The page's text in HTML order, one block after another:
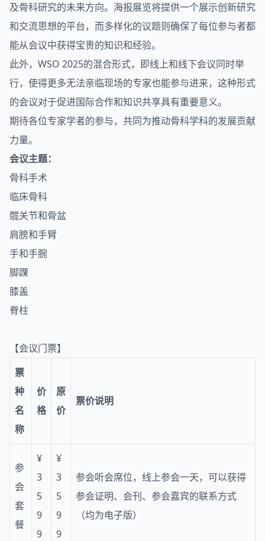
及骨科研究的未来方向。海报展览将提供一个展示创新研究
和交流思想的平台，而多样化的议题则确保了每位参与者都
能从会议中获得宝贵的知识和经验。
此外，WSO 2025的混合形式，即线上和线下会议同时举
行，使得更多无法亲临现场的专家也能参与进来，这种形式
的会议对于促进国际合作和知识共享具有重要意义。
期待各位专家学者的参与，共同为推动骨科学科的发展贡献
力量。
会议主题：
骨科手术
临床骨科
髋关节和骨盆
肩膀和手臂
手和手腕
脚踝
膝盖
脊柱
【会议门票】
票
种
名
称
价
格
原
价
票价说明
参
会
套
餐
¥
3
5
9
9
¥
3
5
9
9
参会听会席位，线上参会一天，可以获得
参会证明、会刊、参会嘉宾的联系方式
（均为电子版）